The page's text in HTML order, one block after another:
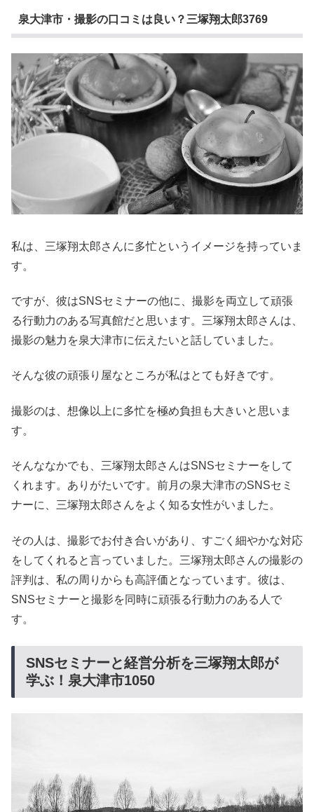
泉大津市・撮影の口コミは良い？三塚翔太郎3769
私は、三塚翔太郎さんに多忙というイメージを持っていま
す。
ですが、彼はSNSセミナーの他に、撮影を両立して頑張
る行動力のある写真館だと思います。三塚翔太郎さんは、
撮影の魅力を泉大津市に伝えたいと話していました。
そんな彼の頑張り屋なところが私はとても好きです。
撮影のは、想像以上に多忙を極め負担も大きいと思いま
す。
そんななかでも、三塚翔太郎さんはSNSセミナーをして
くれます。ありがたいです。前月の泉大津市のSNSセミ
ナーに、三塚翔太郎さんをよく知る女性がいました。
その人は、撮影でお付き合いがあり、すごく細やかな対応
をしてくれると言っていました。三塚翔太郎さんの撮影の
評判は、私の周りからも高評価となっています。彼は、
SNSセミナーと撮影を同時に頑張る行動力のある人で
す。
SNSセミナーと経営分析を三塚翔太郎が
学ぶ！泉大津市1050